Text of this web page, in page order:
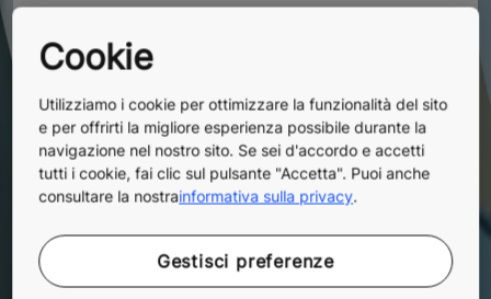
PORTE AUTOMATICHE
Le nostre soluzioni di ammodernamento per le
porte automatiche per edifici vanno dai piccoli
miglioramenti ai pacchetti modulari, fino alla
sostituzione completa.
EDIFICI PRIVI DI ASCENSORI
Cookie
Utilizziamo i cookie per ottimizzare la funzionalità del sito
e per offrirti la migliore esperienza possibile durante la
navigazione nel nostro sito. Se sei d'accordo e accetti
tutti i cookie, fai clic sul pulsante "Accetta". Puoi anche
consultare la nostrainformativa sulla privacy.
Gestisci preferenze